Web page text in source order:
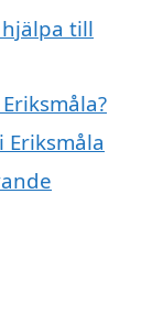
hjälpa till